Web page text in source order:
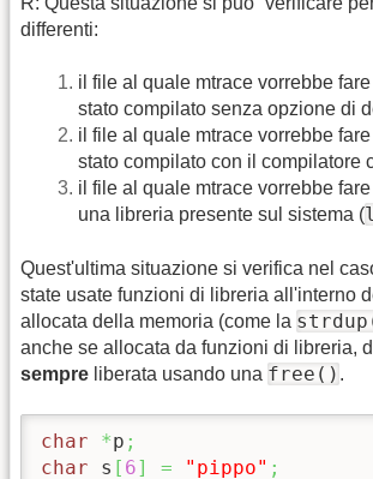
differenti:
il file al quale mtrace vorrebbe
stato compilato senza opzione di
il file al quale mtrace vorrebbe
stato compilato con il compilatore
il file al quale mtrace vorrebbe
una libreria presente sul sistema (
Quest'ultima situazione si verifica nel
state usate funzioni di libreria all'interno
allocata della memoria (come la
anche se allocata da funzioni di libreria,
sempre liberata usando una free() .
char *p ;
char s [ 6] = "pippo" ;